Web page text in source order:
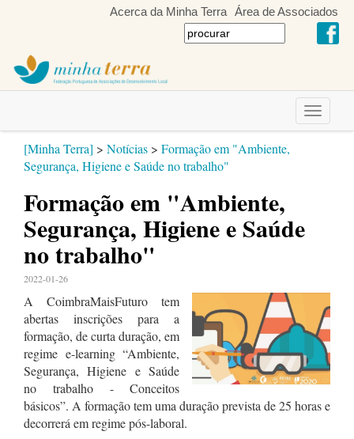
Acerca da Minha Terra Área de Associados
Toggle
[Minha Terra] > Notícias > Formação em "Ambiente,
Segurança, Higiene e Saúde no trabalho"
Formação em "Ambiente,
Segurança, Higiene e Saúde
no trabalho"
2022-01-26
A CoimbraMaisFuturo tem
abertas inscrições para a
formação, de curta duração, em
regime e-learning “Ambiente,
Segurança, Higiene e Saúde
no trabalho - Conceitos
básicos”. A formação tem uma duração prevista de 25 horas e
decorrerá em regime pós-laboral.